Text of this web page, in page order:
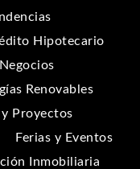
Hipotecario
Renovables
y Proyectos
Ferias y Eventos
Inmobiliaria